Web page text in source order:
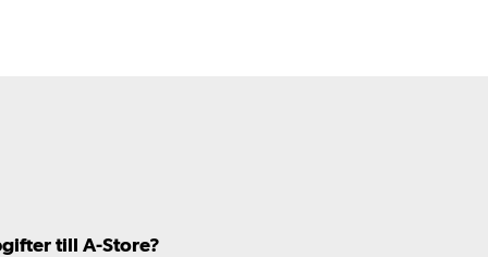
till A-Store?